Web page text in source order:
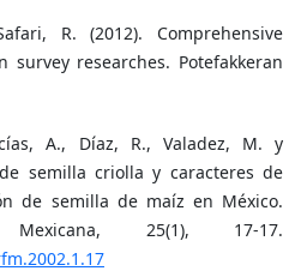
R. (2012). Comprehensive
survey researches. Potefakkeran
A., Díaz, R., Valadez, M. y
semilla criolla y caracteres de
de semilla de maíz en México.
25(1), 17-17.